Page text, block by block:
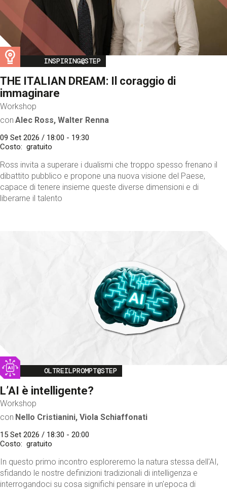
Image
INSPIRING@STEP
THE ITALIAN DREAM: Il coraggio di
immaginare
Workshop
con Alec Ross, Walter Renna
09 Set 2026 / 18:00 - 19:30
Costo
gratuito
Ross invita a superare i dualismi che troppo spesso frenano il
dibattito pubblico e propone una nuova visione del Paese,
capace di tenere insieme queste diverse dimensioni e di
liberarne il talento
Image
OLTREILPROMPT@STEP
L’AI è intelligente?
Workshop
con Nello Cristianini, Viola Schiaffonati
15 Set 2026 / 18:30 - 20:00
Costo
gratuito
In questo primo incontro esploreremo la natura stessa dell'AI,
sfidando le nostre definizioni tradizionali di intelligenza e
interrogandoci su cosa significhi pensare in un'epoca di